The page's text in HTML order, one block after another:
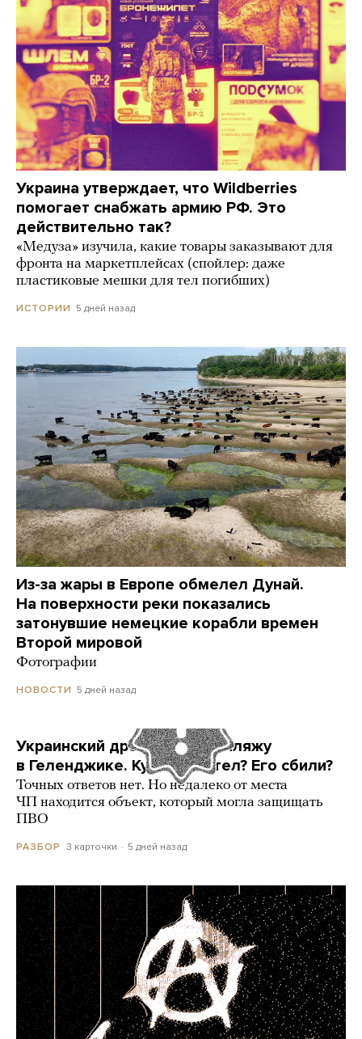
Украина утверждает, что Wildberries
помогает снабжать армию РФ. Это
действительно так?
«Медуза» изучила, какие товары заказывают для
фронта на маркетплейсах (спойлер: даже
пластиковые мешки для тел погибших)
ИСТОРИИ 5 дней назад
Из-за жары в Европе обмелел Дунай.
На поверхности реки показались
затонувшие немецкие корабли времен
Второй мировой
Фотографии
НОВОСТИ 5 дней назад
Украинский дрон попал по пляжу
в Геленджике. Куда он летел? Его сбили?
Точных ответов нет. Но недалеко от места
ЧП находится объект, который могла защищать
ПВО
РАЗБОР 3 карточки 5 дней назад